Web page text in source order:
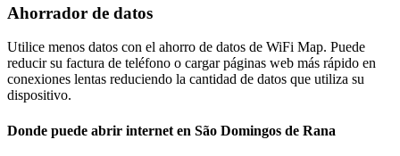
Ahorrador de datos
Utilice menos datos con el ahorro de datos de WiFi Map. Puede
reducir su factura de teléfono o cargar páginas web más rápido en
conexiones lentas reduciendo la cantidad de datos que utiliza su
dispositivo.
Donde puede abrir internet en São Domingos de Rana